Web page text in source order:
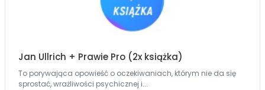
Jan Ullrich + Prawie Pro (2x książka)
To porywająca opowieść o oczekiwaniach, którym nie da się
sprostać, wrażliwości psychicznej i...